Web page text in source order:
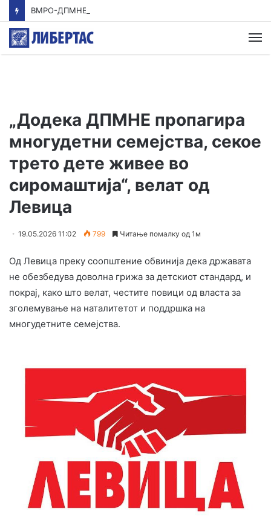
„Додека ДПМНЕ пропагира
многудетни семејства, секое
трето дете живее во
сиромаштија“, велат од
Левица
19.05.2026 11:02 799 Читање помалку од 1м
Од Левица преку соопштение обвинија дека државата
не обезбедува доволна грижа за детскиот стандард, и
покрај, како што велат, честите повици од власта за
зголемување на наталитетот и поддршка на
многудетните семејства.